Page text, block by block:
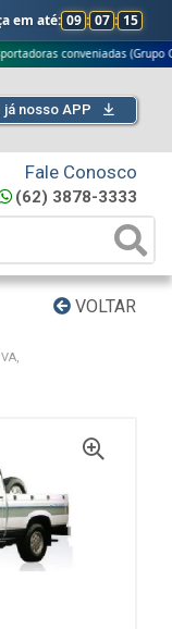
em até: 09 : 07 : 15
conveniadas (Grupo G5)
já nosso APP
Fale Conosco
(62) 3878-3333
VOLTAR